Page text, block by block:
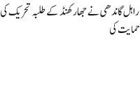
راہل گاندھی نے جھارکھنڈ کے طلبہ تحریک کی
حمایت کی